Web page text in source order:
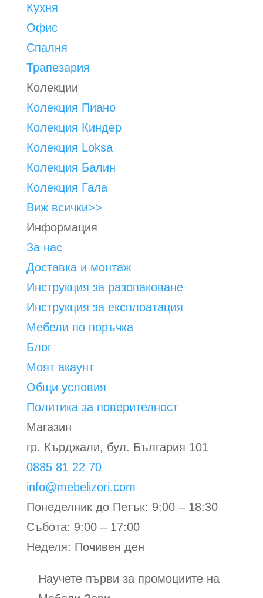
Кухня
Офис
Спалня
Трапезария
Колекции
Колекция Пиано
Колекция Киндер
Колекция Loksa
Колекция Балин
Колекция Гала
Виж всички>>
Информация
За нас
Доставка и монтаж
Инструкция за разопаковане
Инструкция за експлоатация
Мебели по поръчка
Блог
Моят акаунт
Общи условия
Политика за поверителност
Магазин
гр. Кърджали, бул. България 101
0885 81 22 70
info@mebelizori.com
Понеделник до Петък: 9:00 – 18:30
Събота: 9:00 – 17:00
Неделя: Почивен ден
Научете първи за промоциите на